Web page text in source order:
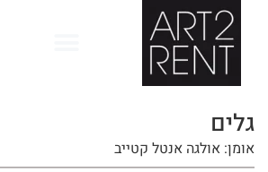
גלים
אומן: אולגה אנטל קטייב